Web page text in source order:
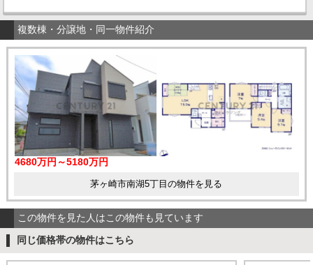
複数棟・分譲地・同一物件紹介
4680万円～5180万円
茅ヶ崎市南湖5丁目の物件を見る
この物件を見た人はこの物件も見ています
同じ価格帯の物件はこちら